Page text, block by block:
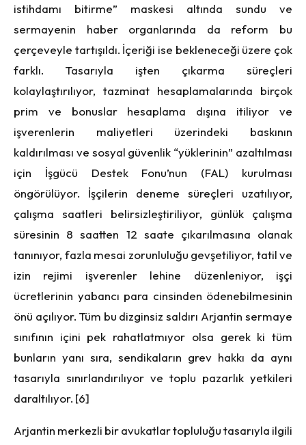
istihdamı bitirme” maskesi altında sundu ve
sermayenin haber organlarında da reform bu
çerçeveyle tartışıldı. İçeriği ise bekleneceği üzere çok
farklı. Tasarıyla işten çıkarma süreçleri
kolaylaştırılıyor, tazminat hesaplamalarında birçok
prim ve bonuslar hesaplama dışına itiliyor ve
işverenlerin maliyetleri üzerindeki baskının
kaldırılması ve sosyal güvenlik “yüklerinin” azaltılması
için İşgücü Destek Fonu’nun (FAL) kurulması
öngörülüyor. İşçilerin deneme süreçleri uzatılıyor,
çalışma saatleri belirsizleştiriliyor, günlük çalışma
süresinin 8 saatten 12 saate çıkarılmasına olanak
tanınıyor, fazla mesai zorunluluğu gevşetiliyor, tatil ve
izin rejimi işverenler lehine düzenleniyor, işçi
ücretlerinin yabancı para cinsinden ödenebilmesinin
önü açılıyor. Tüm bu dizginsiz saldırı Arjantin sermaye
sınıfının içini pek rahatlatmıyor olsa gerek ki tüm
bunların yanı sıra, sendikaların grev hakkı da aynı
tasarıyla sınırlandırılıyor ve toplu pazarlık yetkileri
daraltılıyor. [6]
Arjantin merkezli bir avukatlar topluluğu tasarıyla ilgili